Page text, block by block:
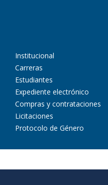
Institucional
Carreras
Estudiantes
Expediente electrónico
Compras y contrataciones
Licitaciones
Protocolo de Género